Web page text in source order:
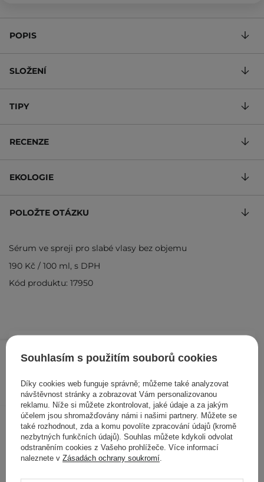
POPIS
SLOŽENÍ
TIPY
RECENZE
EKOLOGIE
POLOŽTE OTÁZKU
Sérum ve spreji pro slabé vlasy bez objemu
190 Kč / 100 ml, s DPH
Kód produktu: 17950
Ostatní zákazníci si prohlédli
Souhlasím s použitím souborů cookies
Díky cookies web funguje správně; můžeme také analyzovat
návštěvnost stránky a zobrazovat Vám personalizovanou
reklamu. Níže si můžete zkontrolovat, jaké údaje a za jakým
účelem jsou shromažďovány námi i našimi partnery. Můžete se
také rozhodnout, zda a komu povolíte zpracování údajů (kromě
nezbytných funkčních údajů). Souhlas můžete kdykoli odvolat
odstraněním cookies z Vašeho prohlížeče. Více informací
naleznete v Zásadách ochrany soukromí